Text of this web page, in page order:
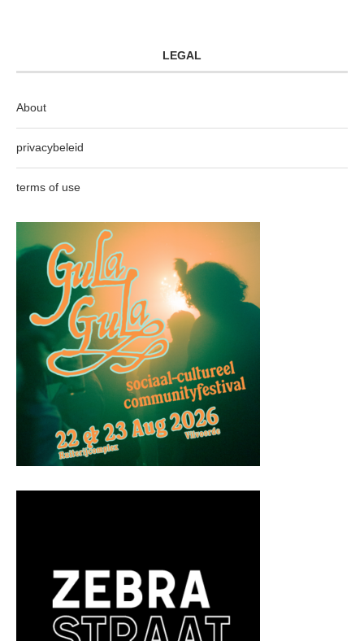
LEGAL
About
privacybeleid
terms of use